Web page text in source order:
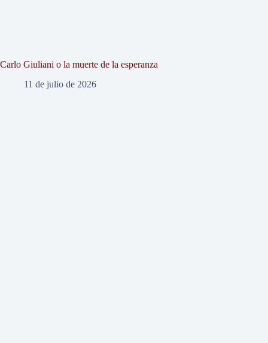
Carlo Giuliani o la muerte de la esperanza
11 de julio de 2026